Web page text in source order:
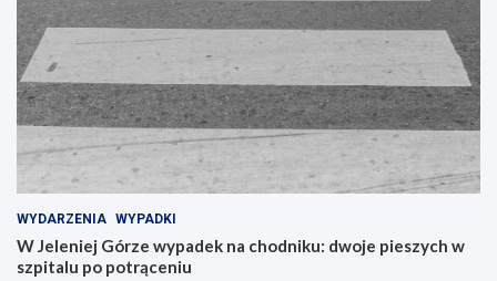
WYDARZENIA WYPADKI
W Jeleniej Górze wypadek na chodniku: dwoje pieszych w
szpitalu po potrąceniu